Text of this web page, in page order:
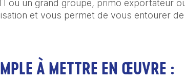
ou un grand groupe, primo exportateur
et vous permet de vous entourer
À METTRE EN ŒUVRE :